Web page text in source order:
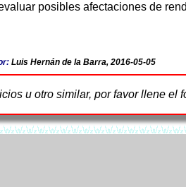
posibles afectaciones de
Luis Hernán de la Barra, 2016-05-05
u otro similar, por favor llene el